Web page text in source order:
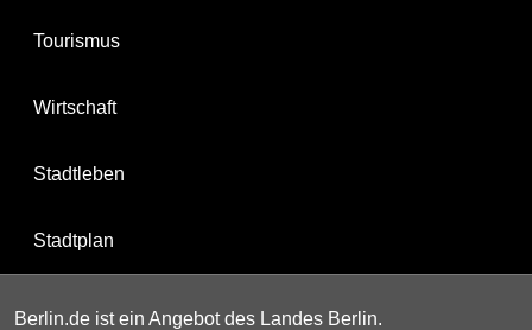
Tourismus
Wirtschaft
Stadtleben
Stadtplan
Berlin.de ist ein Angebot des Landes Berlin.